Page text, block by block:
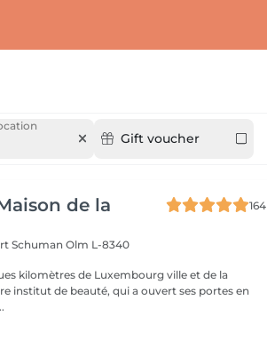
Gift voucher
de la
164
SchumanOlm L-8340
kilomètres de Luxembourg ville et de la
institut de beauté, qui a ouvert ses portes en